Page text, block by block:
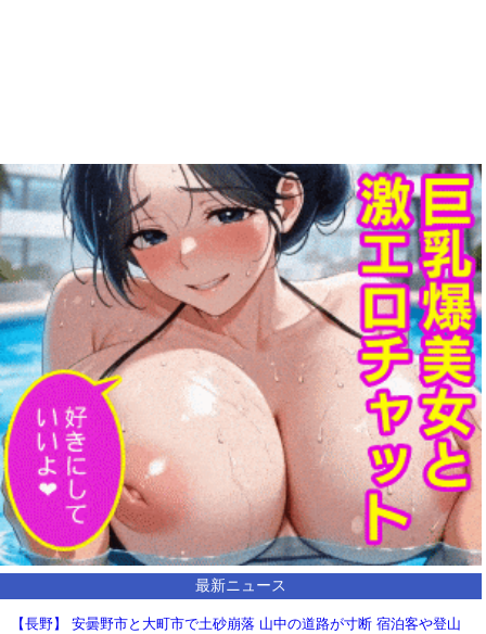
最新ニュース
【長野】 安曇野市と大町市で土砂崩落 山中の道路が寸断 宿泊客や登山